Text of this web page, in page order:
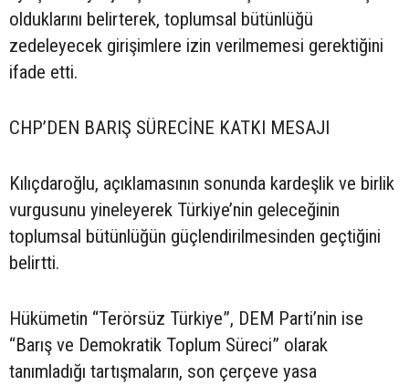
olduklarını belirterek, toplumsal bütünlüğü
zedeleyecek girişimlere izin verilmemesi gerektiğini
ifade etti.
CHP’DEN BARIŞ SÜRECİNE KATKI MESAJI
Kılıçdaroğlu, açıklamasının sonunda kardeşlik ve birlik
vurgusunu yineleyerek Türkiye’nin geleceğinin
toplumsal bütünlüğün güçlendirilmesinden geçtiğini
belirtti.
Hükümetin “Terörsüz Türkiye”, DEM Parti’nin ise
“Barış ve Demokratik Toplum Süreci” olarak
tanımladığı tartışmaların, son çerçeve yasa